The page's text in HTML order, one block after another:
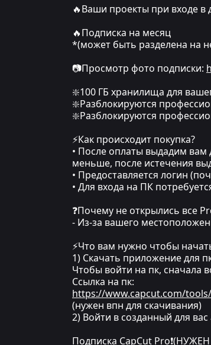
🔥Ваши проекты при входе в
🔥Подписка на месяц
*(может быть разделена на
📷Просмотр фото подписки:
❇️100 ГБ хранилища для
❇️Разблокируются
❇️Разблокируются
⚡Как происходит покупка?
• После оплаты выдадим вам
меньше, после истечения
• Предоставляется логин
• Для входа на ПК
❓Почему не открылись все
- Из-за вашего
⚡Что вам нужно чтобы
1) Скачать приложение для
Чтобы войти на пк, сначала
Ссылка на пк:
https://www.capcut.com/
(нужен впн для скачивания)
2) Войти в созданный для
Подписка CapCut